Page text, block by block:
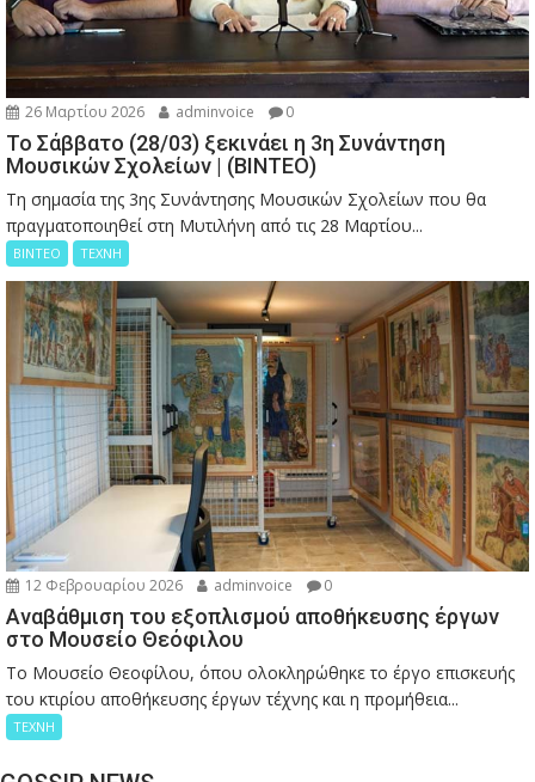
26 Μαρτίου 2026 adminvoice 0
Το Σάββατο (28/03) ξεκινάει η 3η Συνάντηση
Μουσικών Σχολείων | (ΒΙΝΤΕΟ)
Τη σημασία της 3ης Συνάντησης Μουσικών Σχολείων που θα
πραγματοποιηθεί στη Μυτιλήνη από τις 28 Μαρτίου...
ΒΙΝΤΕΟ ΤΕΧΝΗ
12 Φεβρουαρίου 2026 adminvoice 0
Αναβάθμιση του εξοπλισμού αποθήκευσης έργων
στο Μουσείο Θεόφιλου
Το Μουσείο Θεοφίλου, όπου ολοκληρώθηκε το έργο επισκευής
του κτιρίου αποθήκευσης έργων τέχνης και η προμήθεια...
ΤΕΧΝΗ